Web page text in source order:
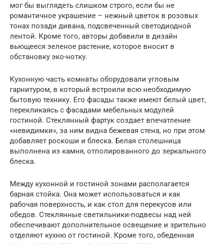
мог бы выглядеть слишком строго, если бы не
романтичное украшение – нежный цветок в розовых
тонах позади дивана, подсвеченный светодиодной
лентой. Кроме того, авторы добавили в дизайн
вьющееся зеленое растение, которое вносит в
обстановку эко-нотку.
Кухонную часть комнаты оборудовали угловым
гарнитуром, в который встроили всю необходимую
бытовую технику. Его фасады также имеют белый цвет,
перекликаясь с фасадами мебельных модулей
гостиной. Стеклянный фартук создает впечатление
«невидимки», за ним видна бежевая стена, но при этом
добавляет роскоши и блеска. Белая столешница
выполнена из камня, отполированного до зеркального
блеска.
Между кухонной и гостиной зонами располагается
барная стойка. Она может использоваться и как
рабочая поверхность, и как стол для перекусов или
обедов. Стеклянные светильники-подвесы над ней
обеспечивают дополнительное освещение и зрительно
отделяют кухню от гостиной. Кроме того, обеденная